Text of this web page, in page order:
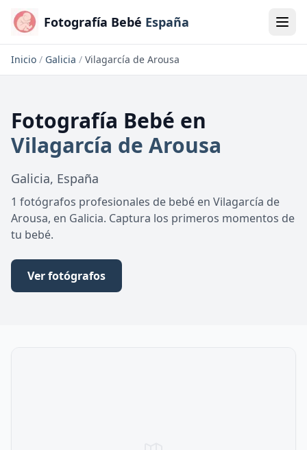
Fotografía Bebé España
Inicio / Galicia / Vilagarcía de Arousa
Fotografía Bebé en
Vilagarcía de Arousa
Galicia, España
1 fotógrafos profesionales de bebé en Vilagarcía de
Arousa, en Galicia. Captura los primeros momentos de
tu bebé.
Ver fotógrafos